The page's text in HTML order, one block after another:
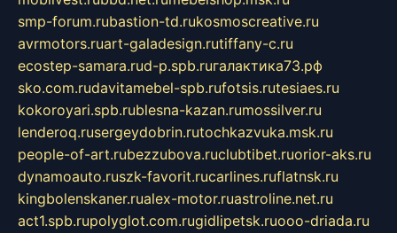
smp-forum.rubastion-td.rukosmoscreative.ru
avrmotors.ruart-galadesign.rutiffany-c.ru
ecostep-samara.rud-p.spb.ruгалактика73.рф
sko.com.rudavitamebel-spb.rufotsis.rutesiaes.ru
kokoroyari.spb.rublesna-kazan.rumossilver.ru
lenderoq.rusergeydobrin.rutochkazvuka.msk.ru
people-of-art.rubezzubova.ruclubtibet.ruorior-aks.ru
dynamoauto.ruszk-favorit.rucarlines.ruflatnsk.ru
kingbolenskaner.rualex-motor.ruastroline.net.ru
act1.spb.rupolyglot.com.rugidlipetsk.ruooo-driada.ru